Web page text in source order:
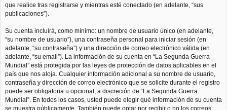
que realice tras registrarse y mientras esté conectado (en adelante, “sus
publicaciones”).
Su cuenta incluirá, como mínimo: un nombre de usuario único (en adelante,
“su nombre de usuario”), una contraseña personal para iniciar sesión (en
adelante, “su contraseña”) y una dirección de correo electrónico válida (en
adelante, “su email”). La información de su cuenta en “La Segunda Guerra
Mundial” está protegida por las leyes de protección de datos aplicables en el
país que nos aloja. Cualquier información adicional a su nombre de usuario,
contraseña y dirección de correo electrónico que se solicite durante el registro
puede ser obligatoria u opcional, a discreción de “La Segunda Guerra
Mundial”. En todos los casos, usted puede elegir qué información de su cuenta
se muestra públicamente. También puede optar por recibir o no los correos